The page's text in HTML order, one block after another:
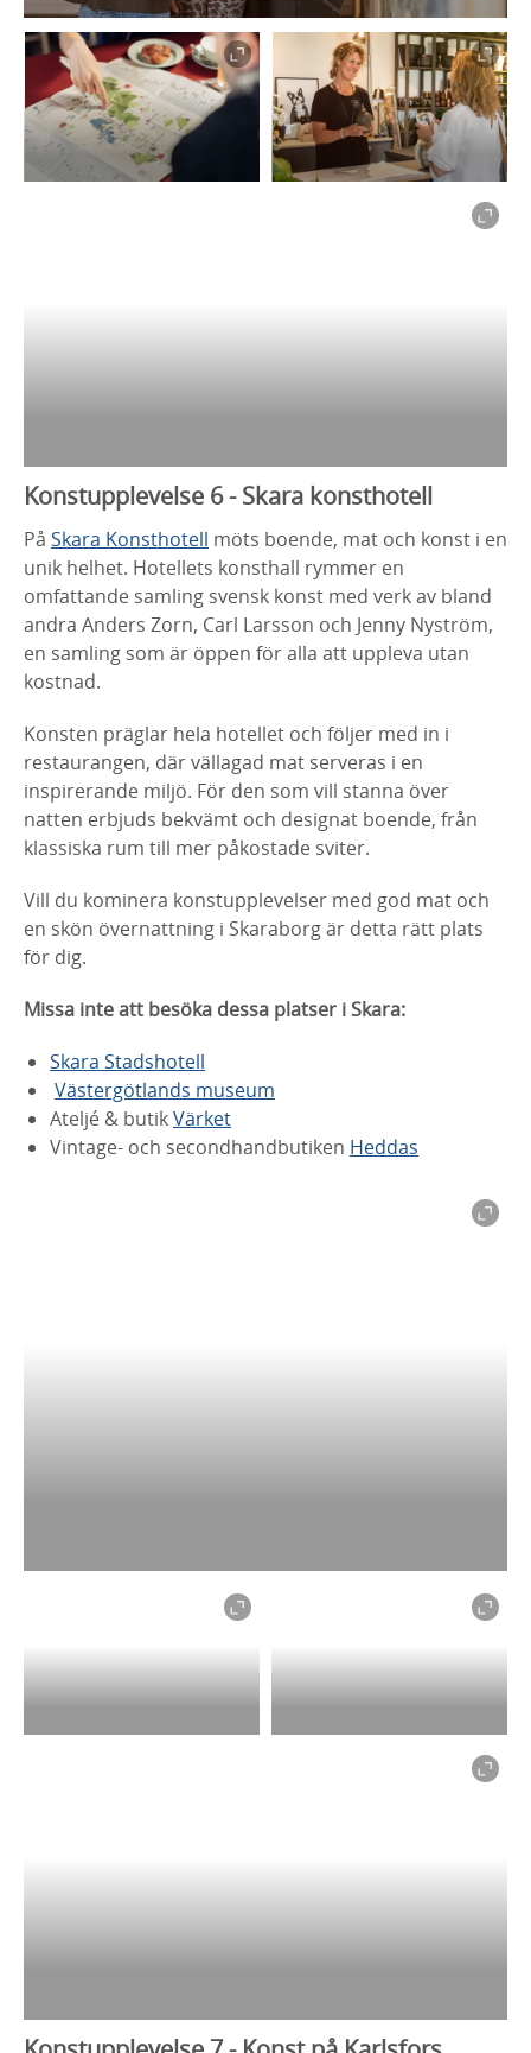
Konstupplevelse 6 - Skara konsthotell
På Skara Konsthotell möts boende, mat och konst i en
unik helhet. Hotellets konsthall rymmer en
omfattande samling svensk konst med verk av bland
andra Anders Zorn, Carl Larsson och Jenny Nyström,
en samling som är öppen för alla att uppleva utan
kostnad.
Konsten präglar hela hotellet och följer med in i
restaurangen, där vällagad mat serveras i en
inspirerande miljö. För den som vill stanna över
natten erbjuds bekvämt och designat boende, från
klassiska rum till mer påkostade sviter.
Vill du kominera konstupplevelser med god mat och
en skön övernattning i Skaraborg är detta rätt plats
för dig.
Missa inte att besöka dessa platser i Skara:
Skara Stadshotell
Västergötlands museum
Ateljé & butikVärket
Vintage- och secondhandbutiken Heddas